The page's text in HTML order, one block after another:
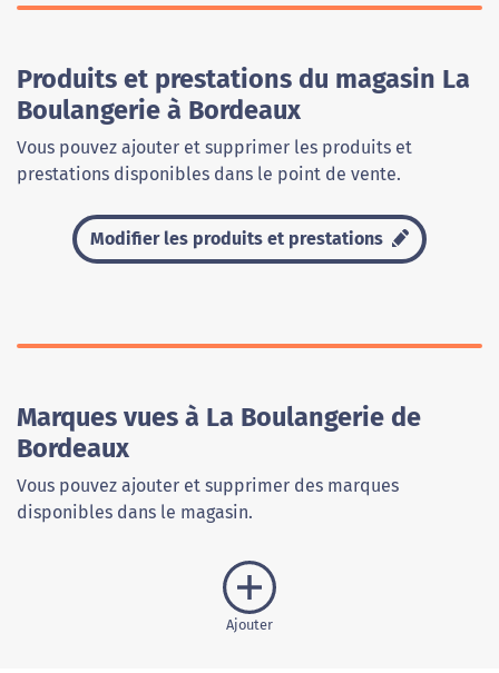
Produits et prestations du magasin La
Boulangerie à Bordeaux
Vous pouvez ajouter et supprimer les produits et
prestations disponibles dans le point de vente.
Modifier les produits et prestations
Marques vues à La Boulangerie de
Bordeaux
Vous pouvez ajouter et supprimer des marques
disponibles dans le magasin.
Ajouter